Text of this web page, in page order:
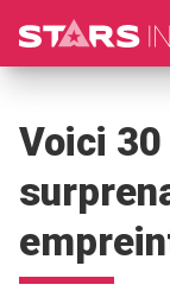
Voici